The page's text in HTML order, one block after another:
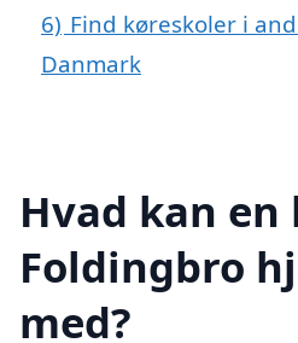
6) Find køreskoler i
Danmark
Hvad kan en
Foldingbro
med?